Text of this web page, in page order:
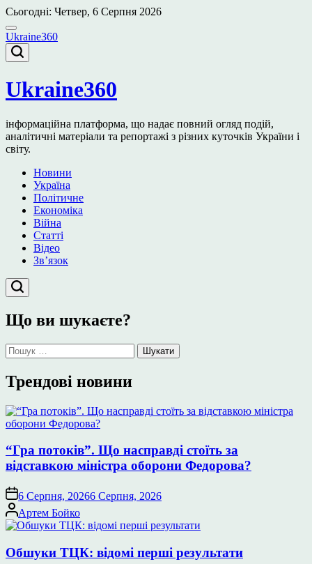
Перейти
до
вмісту
Сьогодні: Четвер, 6 Серпня 2026
Ukraine360
Ukraine360
інформаційна платформа, що надає повний огляд подій,
аналітичні матеріали та репортажі з різних куточків України і
світу.
Новини
Україна
Політичне
Економіка
Війна
Статті
Відео
Зв’язок
Що ви шукаєте?
Пошук:
Трендові новини
“Гра потоків”. Що насправді стоїть за
відставкою міністра оборони Федорова?
6 Серпня, 20266 Серпня, 2026
Опубліковано
Артем Бойко
Обшуки ТЦК: відомі перші результати